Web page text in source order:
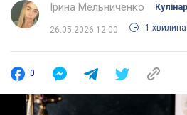
Ірина Мельниченко
26.05.2026 12:00 1 хвилина
0